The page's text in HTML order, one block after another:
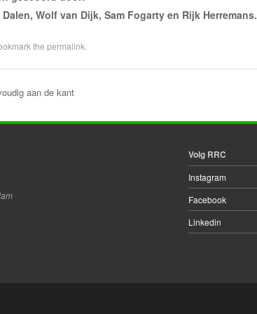
Wolf van Dijk, Sam Fogarty en Rijk Herremans.
the permalink
aan de kant
Volg RRC
Instagram
Facebook
Linkedin